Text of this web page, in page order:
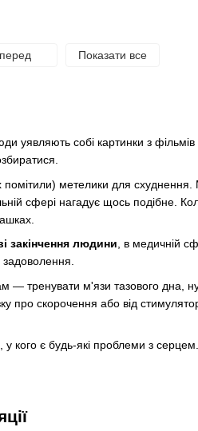
уявляють собі картинки з
метелики для схуднення.
сфері нагадує щось подібне.
закінчення людини , в медичній
— тренувати м'язи тазового дна,
про скорочення або від
кого є будь-які проблеми з серцем.
Показати все